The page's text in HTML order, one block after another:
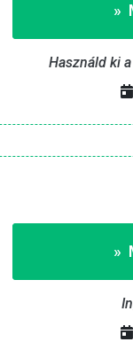
»
Használd ki
»